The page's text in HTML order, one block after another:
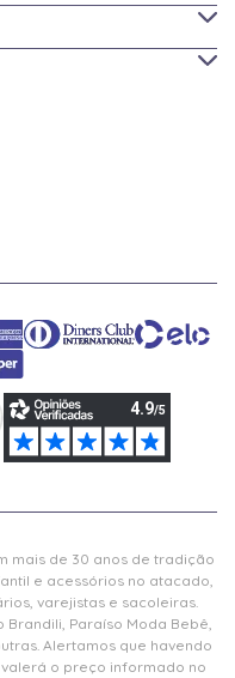
mais de 30 anos de tradição
e acessórios no atacado,
varejistas e sacoleiras.
Paraíso Moda Bebê,
Alertamos que havendo
o preço informado no